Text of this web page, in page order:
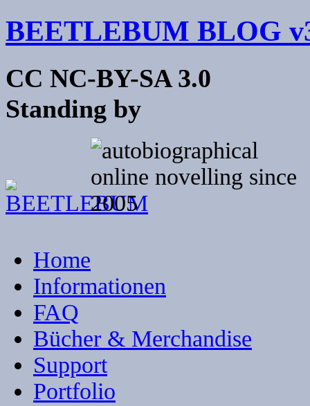
BEETLEBUM BLOG
CC NC-BY-SA 3.0
Standing by
Home
Informationen
FAQ
Bücher & Merchandise
Support
Portfolio